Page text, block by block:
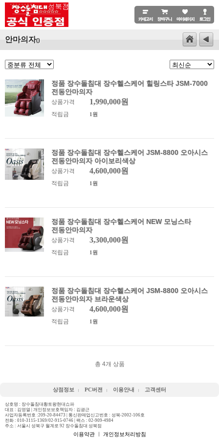
안마의자()
정품 장수돌침대 장수헬스케어 힐링스타 JSM-7000
전동안마의자
상품가격 1,990,000원
적립금 1원
정품 장수돌침대 장수헬스케어 JSM-8800 오아시스
전동안마의자 아이보리색상
상품가격 4,600,000원
적립금 1원
정품 장수돌침대 장수헬스케어 NEW 모닝스타
전동안마의자
상품가격 3,300,000원
적립금 1원
정품 장수돌침대 장수헬스케어 JSM-8800 오아시스
전동안마의자 브라운색상
상품가격 4,600,000원
적립금 1원
총 4개 상품
상점정보 PC버젼 이용안내 고객센터
상호명 : 장수돌침대황토왕현대쇼파
대표 : 김영열 | 개인정보보호책임자 : 김광근
사업자등록번호 :209-20-84473 | 통신판매업신고번호 : 성북-2002-106호
전화 : 010-3115-1369/02-915-0746 | 팩스 : 02-909-4984
주소 : 서울시 성북구 월계로 92 장수돌침대 성북점
이용약관ㅣ 개인정보처리방침